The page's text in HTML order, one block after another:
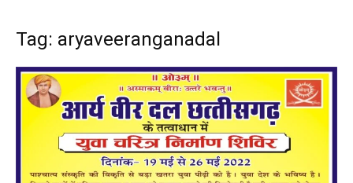
Tag: aryaveeranganadal